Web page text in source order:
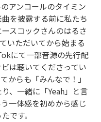
アンコールのタイミン
を披露する前に私たち
スコックさんのはるさ
いただいてから始まる
にて一部音源の先行配
は聴いてくださってい
からも「みんなで！」
、一緒に「Yeah」と言
一体感を初めから感じ
です。